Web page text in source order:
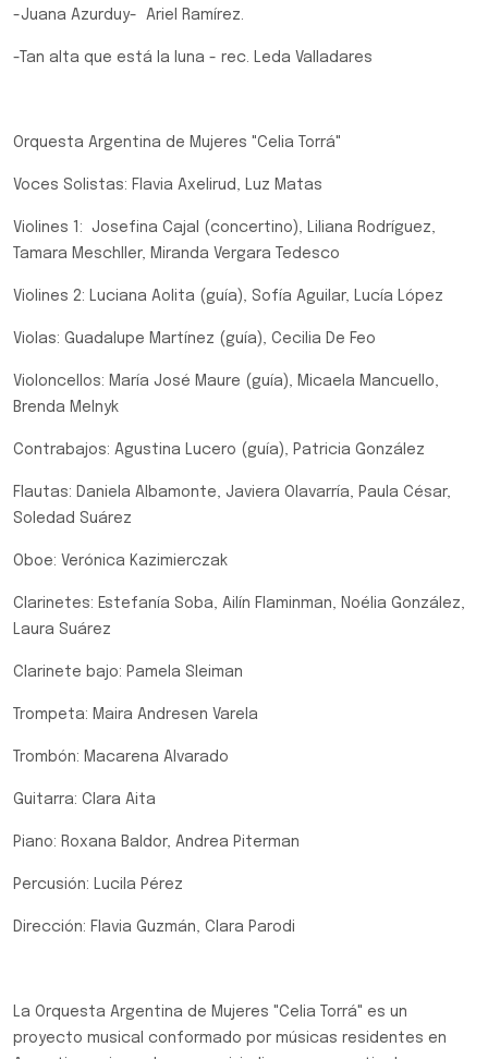
-Juana Azurduy- Ariel Ramírez.
-Tan alta que está la luna - rec. Leda Valladares
Orquesta Argentina de Mujeres "Celia Torrá"
Voces Solistas: Flavia Axelirud, Luz Matas
Violines 1: Josefina Cajal (concertino), Liliana Rodríguez,
Tamara Meschller, Miranda Vergara Tedesco
Violines 2: Luciana Aolita (guía), Sofía Aguilar, Lucía López
Violas: Guadalupe Martínez (guía), Cecilia De Feo
Violoncellos: María José Maure (guía), Micaela Mancuello,
Brenda Melnyk
Contrabajos: Agustina Lucero (guía), Patricia González
Flautas: Daniela Albamonte, Javiera Olavarría, Paula César,
Soledad Suárez
Oboe: Verónica Kazimierczak
Clarinetes: Estefanía Soba, Ailín Flaminman, Noélia González,
Laura Suárez
Clarinete bajo: Pamela Sleiman
Trompeta: Maira Andresen Varela
Trombón: Macarena Alvarado
Guitarra: Clara Aita
Piano: Roxana Baldor, Andrea Piterman
Percusión: Lucila Pérez
Dirección: Flavia Guzmán, Clara Parodi
La Orquesta Argentina de Mujeres "Celia Torrá" es un
proyecto musical conformado por músicas residentes en